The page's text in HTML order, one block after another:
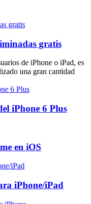
gratis
de iPhone o iPad, es
una gran cantidad
iPhone 6 Plus
en iOS
iPhone/iPad